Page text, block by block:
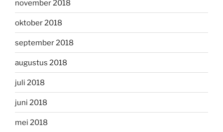
november 2018
oktober 2018
september 2018
augustus 2018
juli 2018
juni 2018
mei 2018